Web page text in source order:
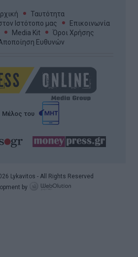
Ταυτότητα
Ιστότοπο μας
Επικοινωνία
Media Kit
Όροι Χρήσης
Ευθυνών
Μέλος του
Lykavitos - All Rights Reserved
by